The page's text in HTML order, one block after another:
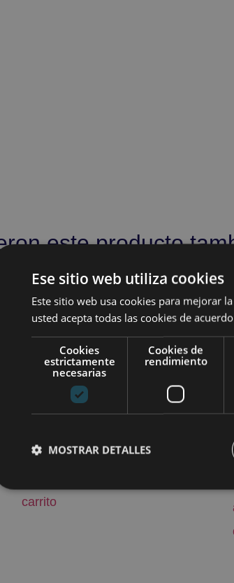
este producto
6,00€
Añadir
carrito
Ese sitio web utiliza cookies
Este sitio web usa cookies para mejorar
usted acepta todas las cookies de
Cookies
estrictamente
necesarias
Cookies de
rendimiento
MOSTRAR DETALLES